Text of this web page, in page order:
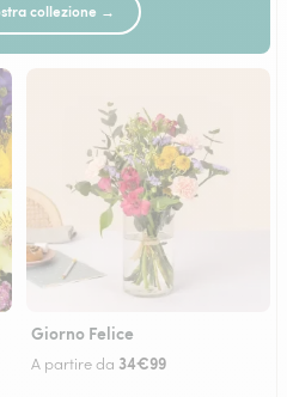
collezione →
Giorno Felice
A partire da 34€99